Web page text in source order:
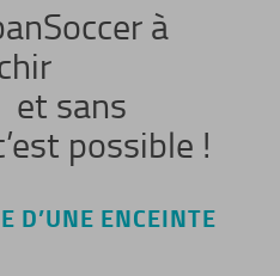
à
et sans
possible !
D’UNE ENCEINTE